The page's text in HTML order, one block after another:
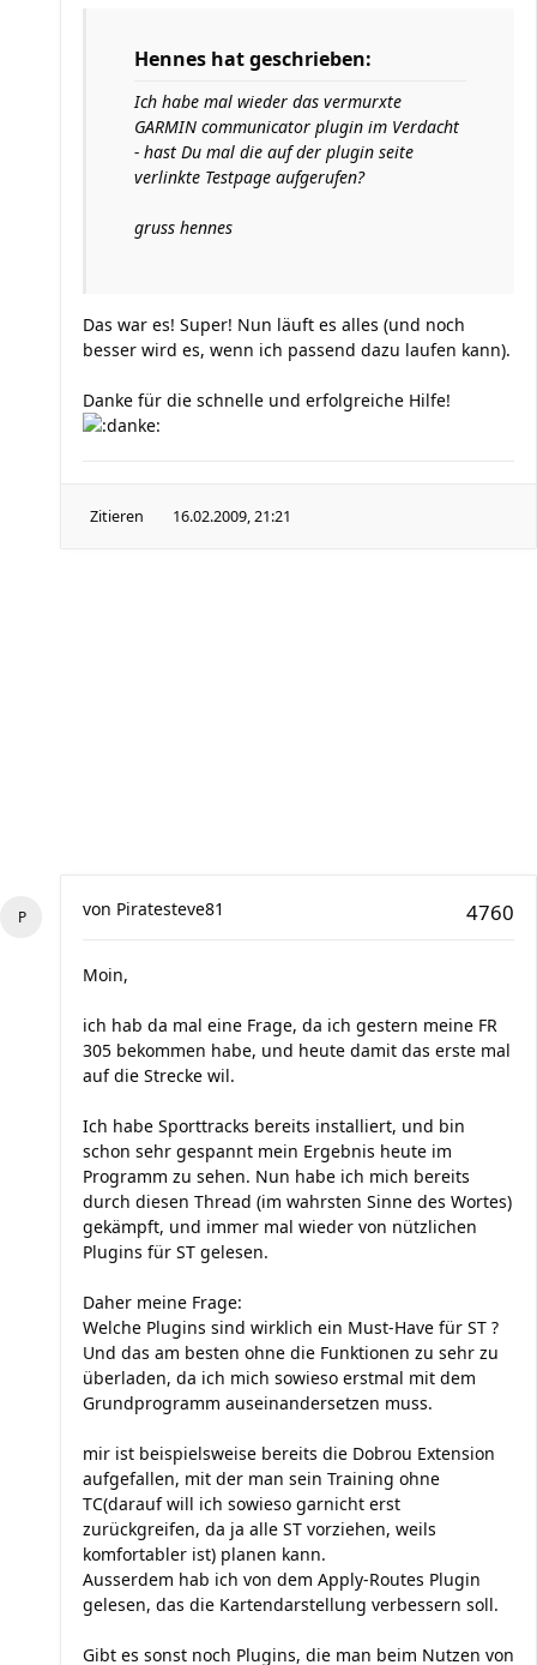
Hennes hat geschrieben:
Ich habe mal wieder das vermurxte
GARMIN communicator plugin im Verdacht
- hast Du mal die auf der plugin seite
verlinkte Testpage aufgerufen?
gruss hennes
Das war es! Super! Nun läuft es alles (und noch
besser wird es, wenn ich passend dazu laufen kann).
Danke für die schnelle und erfolgreiche Hilfe!
Zitieren 16.02.2009, 21:21
4760
von Piratesteve81
Moin,
ich hab da mal eine Frage, da ich gestern meine FR
305 bekommen habe, und heute damit das erste mal
auf die Strecke wil.
Ich habe Sporttracks bereits installiert, und bin
schon sehr gespannt mein Ergebnis heute im
Programm zu sehen. Nun habe ich mich bereits
durch diesen Thread (im wahrsten Sinne des Wortes)
gekämpft, und immer mal wieder von nützlichen
Plugins für ST gelesen.
Daher meine Frage:
Welche Plugins sind wirklich ein Must-Have für ST ?
Und das am besten ohne die Funktionen zu sehr zu
überladen, da ich mich sowieso erstmal mit dem
Grundprogramm auseinandersetzen muss.
mir ist beispielsweise bereits die Dobrou Extension
aufgefallen, mit der man sein Training ohne
TC(darauf will ich sowieso garnicht erst
zurückgreifen, da ja alle ST vorziehen, weils
komfortabler ist) planen kann.
Ausserdem hab ich von dem Apply-Routes Plugin
gelesen, das die Kartendarstellung verbessern soll.
Gibt es sonst noch Plugins, die man beim Nutzen von